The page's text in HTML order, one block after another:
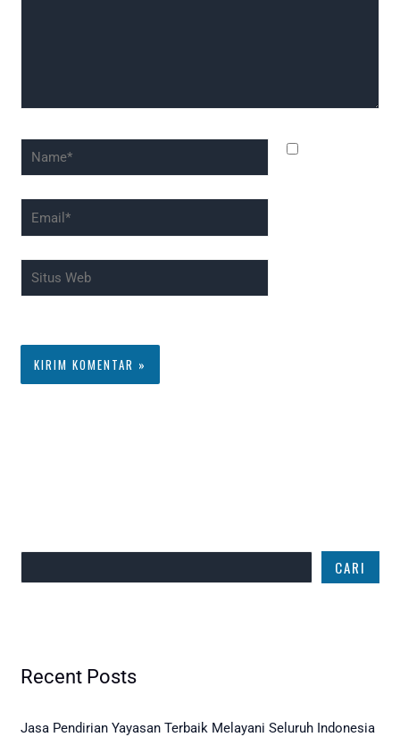
Name*
Email*
Situs
Web
CARI
Recent Posts
Jasa Pendirian Yayasan Terbaik Melayani Seluruh Indonesia